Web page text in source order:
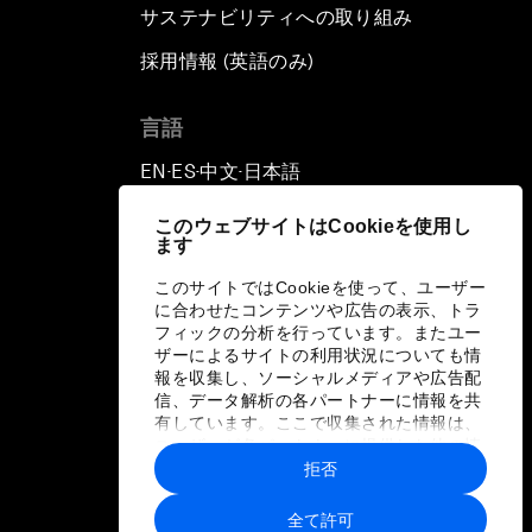
このウェブサイトはCookieを使用し
ます
このサイトではCookieを使って、ユーザー
に合わせたコンテンツや広告の表示、トラ
フィックの分析を行っています。またユー
ザーによるサイトの利用状況についても情
報を収集し、ソーシャルメディアや広告配
信、データ解析の各パートナーに情報を共
有しています。ここで収集された情報は、
ユーザーが各パートナーに提供した他の情
報や各パートナーのサービスを使用した際
に収集された情報と組み合わされ、各パー
トナーによって使用されることがありま
全て許可
拒否
サステナビリティへの取り組み
採用情報 (英語のみ)
言語
EN ▪ ES▪中文▪ 日本語